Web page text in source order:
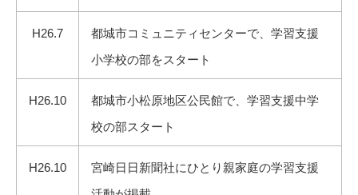
H26.7
都城市コミュニティセンターで、学習支援
小学校の部をスタート
H26.10
都城市小松原地区公民館で、学習支援中学
校の部スタート
H26.10
宮崎日日新聞社にひとり親家庭の学習支援